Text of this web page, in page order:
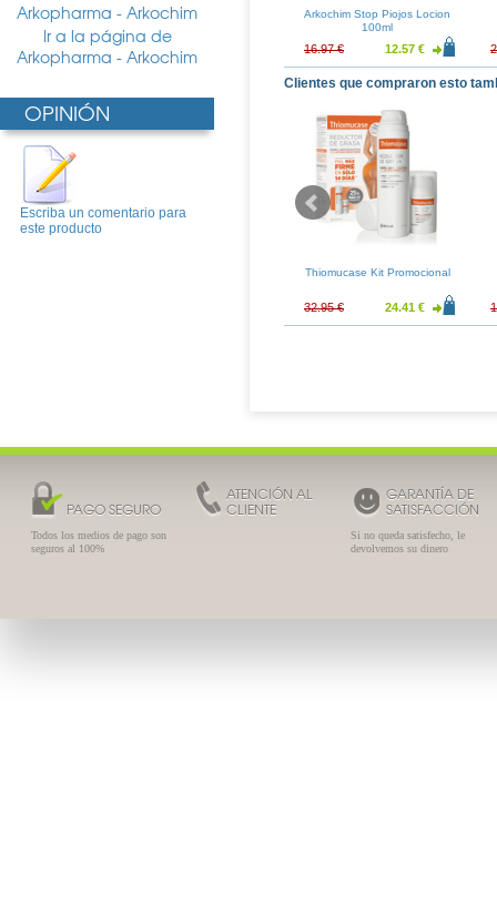
Arkopharma - Arkochim
Ir a la página de
Arkopharma - Arkochim
OPINIÓN
Escriba un comentario para
este producto
Colageno
11.93 €
Filvit P Champu 100ml
12.12 €
Arkochim Stop Piojos Locion
100ml
16.97 € 12.57 €
Clientes que compraron esto
Thiomucase Kit Promocional
32.95 € 24.41 €
PAGO SEGURO
Todos los medios de pago son
seguros al 100%
ATENCIÓN AL
CLIENTE
GARANTÍA DE
SATISFACCIÓN
Si no queda satisfecho, le
devolvemos su dinero